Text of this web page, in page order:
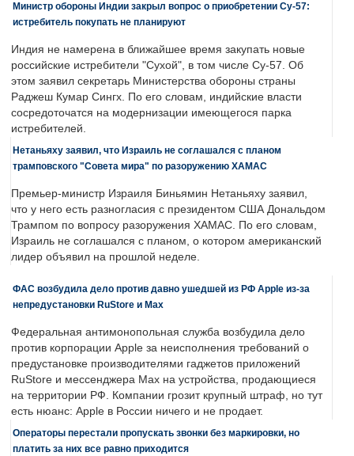
Министр обороны Индии закрыл вопрос о приобретении Су-57:
истребитель покупать не планируют
Индия не намерена в ближайшее время закупать новые
российские истребители "Сухой", в том числе Су-57. Об
этом заявил секретарь Министерства обороны страны
Раджеш Кумар Сингх. По его словам, индийские власти
сосредоточатся на модернизации имеющегося парка
истребителей.
Нетаньяху заявил, что Израиль не соглашался с планом
трамповского "Совета мира" по разоружению ХАМАС
Премьер-министр Израиля Биньямин Нетаньяху заявил,
что у него есть разногласия с президентом США Дональдом
Трампом по вопросу разоружения ХАМАС. По его словам,
Израиль не соглашался с планом, о котором американский
лидер объявил на прошлой неделе.
ФАС возбудила дело против давно ушедшей из РФ Apple из-за
непредустановки RuStore и Max
Федеральная антимонопольная служба возбудила дело
против корпорации Apple за неисполнения требований о
предустановке производителями гаджетов приложений
RuStore и мессенджера Max на устройства, продающиеся
на территории РФ. Компании грозит крупный штраф, но тут
есть нюанс: Apple в России ничего и не продает.
Операторы перестали пропускать звонки без маркировки, но
платить за них все равно приходится